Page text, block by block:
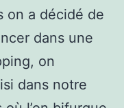
on a décidé de
dans une
on
dans notre